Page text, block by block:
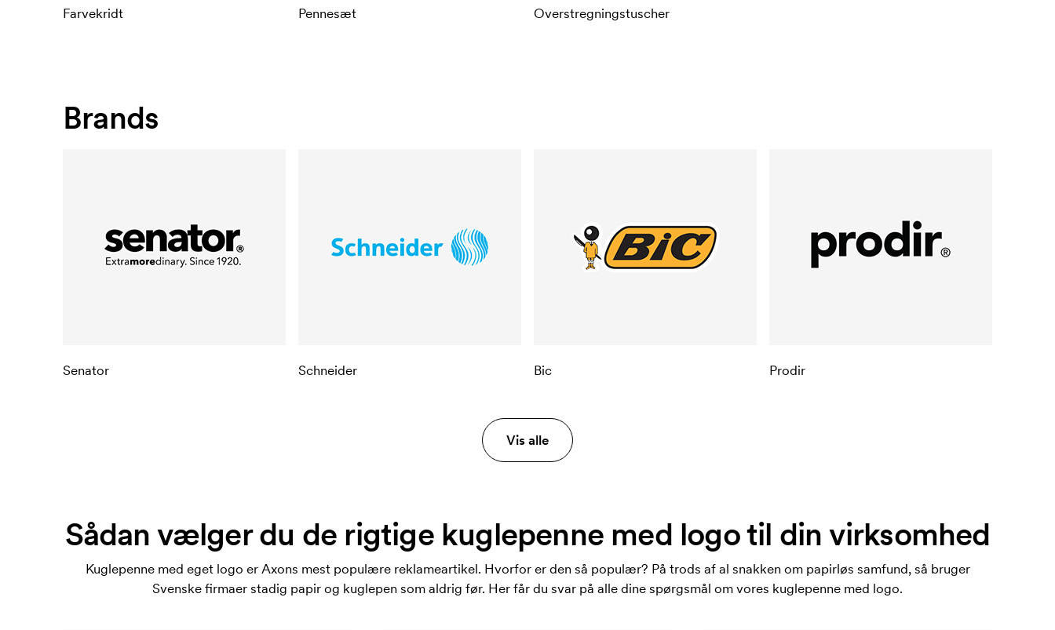
Farvekridt Pennesæt Overstregningstuscher
Brands
Senator Schneider Bic Prodir
Vis alle
Sådan vælger du de rigtige kuglepenne med logo til din virksomhed
Kuglepenne med eget logo er Axons mest populære reklameartikel. Hvorfor er den så populær? På trods af al snakken om papirløs samfund, så bruger
Svenske firmaer stadig papir og kuglepen som aldrig før. Her får du svar på alle dine spørgsmål om vores kuglepenne med logo.